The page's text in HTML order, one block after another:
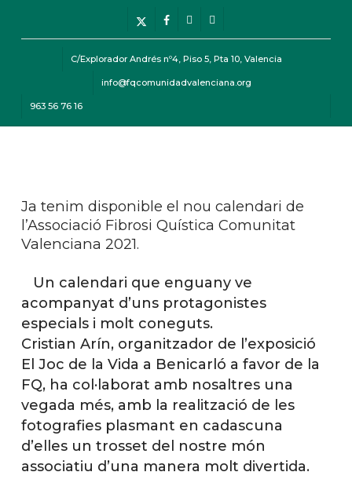
x-
twitter
facebookinstagramtelegram
C/Explorador Andrés nº4, Piso 5, Pta 10, Valencia
info@fqcomunidadvalenciana.org
963 56 76 16
Ja tenim disponible el nou calendari de
l’Associació Fibrosi Quística Comunitat
Valenciana 2021.
Un calendari que enguany ve
acompanyat d’uns protagonistes
especials i molt coneguts.
Cristian Arín, organitzador de l’exposició
El Joc de la Vida a Benicarló a favor de la
FQ, ha col·laborat amb nosaltres una
vegada més, amb la realització de les
fotografies plasmant en cadascuna
d’elles un trosset del nostre món
associatiu d’una manera molt divertida.